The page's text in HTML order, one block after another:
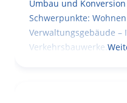
Umbau und
Schwerpunkte:
Verwaltungsgebäude –
Verkehrsbauwerke.